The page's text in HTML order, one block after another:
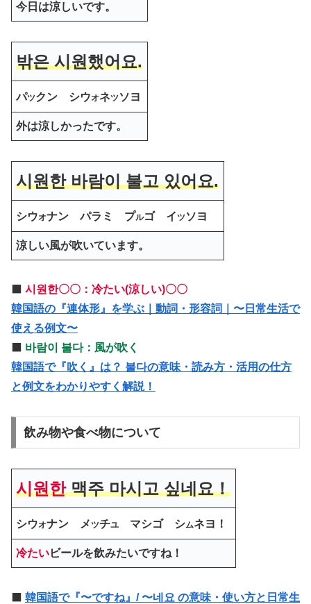
今日は涼しいです。
밖은 시원했어요.
パツクン シウオネツソヨ
外は涼しかったです。
시원한 바람이 불고 있어요.
シウオナン パラミ プルゴ イツソヨ
涼しい風が吹いています。
시원한〇〇：冷たい(涼しい)〇〇
韓国語の『連体形』を学ぶ｜動詞・形容詞｜〜日常生活で
使える例文〜
바람이 불다：風が吹く
韓国語で『吹く』は？ 불다の意味・読み方・活用の仕方
と例文をわかりやすく解説！
飲み物や食べ物について
시원한맥주 마시고 싶네요！
シウオナン メツチユ マシゴ シムネヨ！
冷たいビールを飲みたいですね！
韓国語で『〜ですね』/ 〜네요 の意味・使い方と日常生